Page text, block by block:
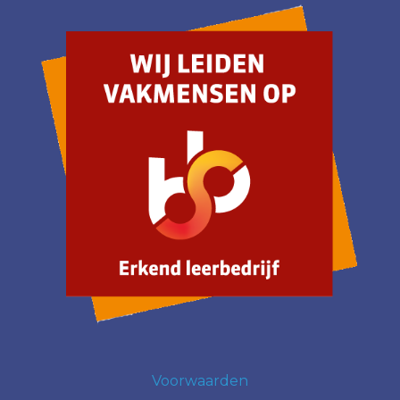
Voorwaarden